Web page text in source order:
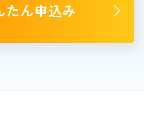
たん申込み